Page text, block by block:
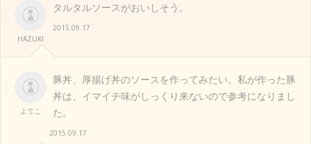
HAZUKI
タルタルソースがおいしそう。
2015.09.17
よてこ
豚丼、厚揚げ丼のソースを作ってみたい。私が作った豚
丼は、イマイチ味がしっくり来ないので参考になりまし
た。
2015.09.17